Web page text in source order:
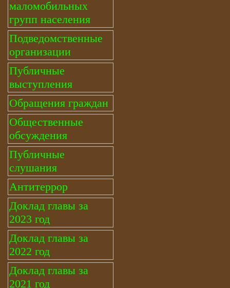
маломобильных
групп населения
Подведомственные
организации
Публичные
выступления
Обращения граждан
Общественные
обсуждения
Публичные
слушания
Антитеррор
Доклад главы за
2023 год
Доклад главы за
2022 год
Доклад главы за
2021 год